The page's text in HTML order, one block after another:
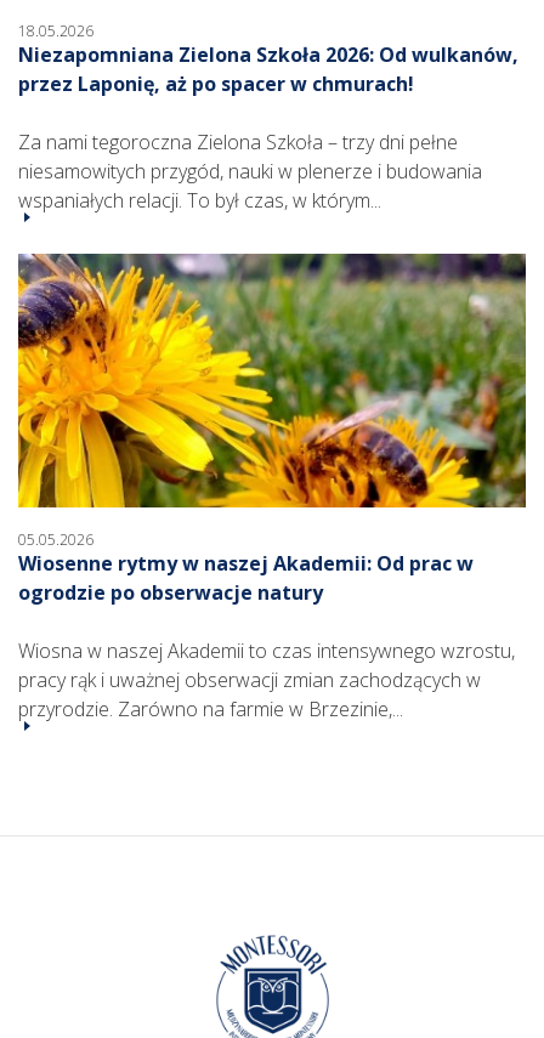
18.05.2026
Niezapomniana Zielona Szkoła 2026: Od wulkanów,
przez Laponię, aż po spacer w chmurach!
Za nami tegoroczna Zielona Szkoła – trzy dni pełne
niesamowitych przygód, nauki w plenerze i budowania
wspaniałych relacji. To był czas, w którym...
05.05.2026
Wiosenne rytmy w naszej Akademii: Od prac w
ogrodzie po obserwacje natury
Wiosna w naszej Akademii to czas intensywnego wzrostu,
pracy rąk i uważnej obserwacji zmian zachodzących w
przyrodzie. Zarówno na farmie w Brzezinie,...